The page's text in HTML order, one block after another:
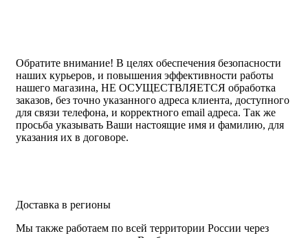
Обратите внимание! В целях обеспечения безопасности
наших курьеров, и повышения эффективности работы
нашего магазина, НЕ ОСУЩЕСТВЛЯЕТСЯ обработка
заказов, без точно указанного адреса клиента, доступного
для связи телефона, и корректного email адреса. Так же
просьба указывать Ваши настоящие имя и фамилию, для
указания их в договоре.
Доставка в регионы
Мы также работаем по всей территории России через